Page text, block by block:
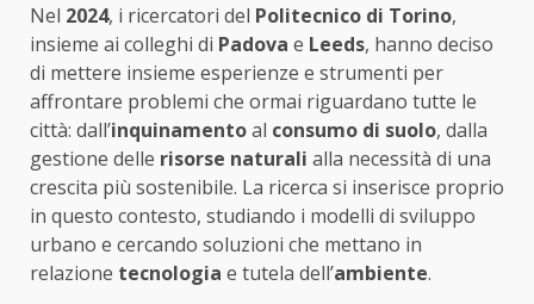
Nel 2024, i ricercatori del Politecnico di Torino,
insieme ai colleghi di Padova e Leeds, hanno deciso
di mettere insieme esperienze e strumenti per
affrontare problemi che ormai riguardano tutte le
città: dall’inquinamentoal consumo di suolo, dalla
gestione delle risorse naturali alla necessità di una
crescita più sostenibile. La ricerca si inserisce proprio
in questo contesto, studiando i modelli di sviluppo
urbano e cercando soluzioni che mettano in
relazione tecnologia e tutela dell’ambiente.